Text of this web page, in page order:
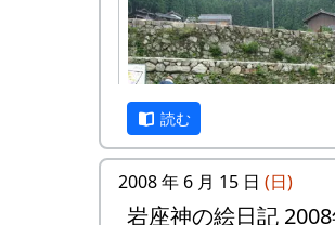
読む
2008 年 6 月 15 日 (日)
岩座神の絵日記